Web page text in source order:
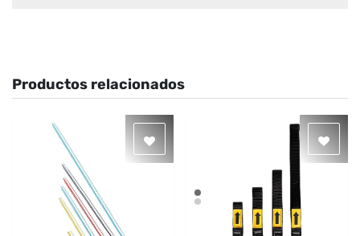
Productos relacionados